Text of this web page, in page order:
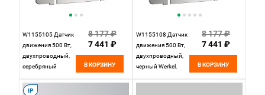
W1155105 Датчик
движения 500 Вт,
двухпроводный,
серебряный
4690389205446
8 177 ₽
7 441 ₽
В КОРЗИНУ
W1155108 Датчик
движения 500 Вт,
двухпроводный,
черный Werkel,
8 177 ₽
7 441 ₽
В КОРЗИНУ
IP